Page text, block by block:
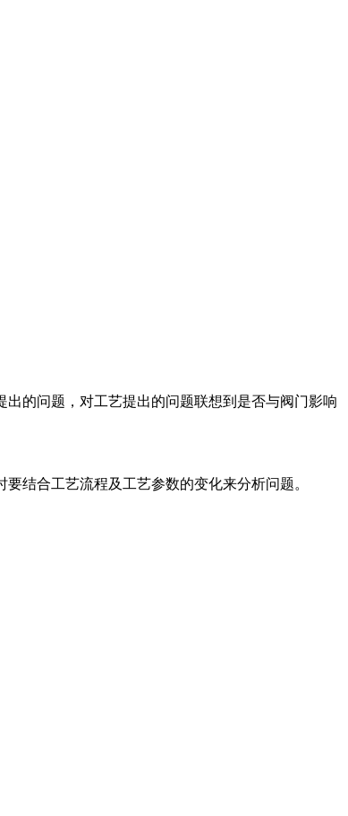
的问题，对工艺提出的问题联想到是否与阀门影响
结合工艺流程及工艺参数的变化来分析问题。